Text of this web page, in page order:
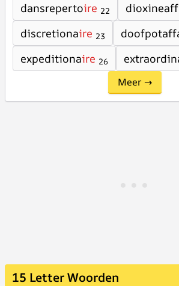
dansrepertoire 22
discretionaire 23
expeditionaire 26
Meer →
15 Letter Woorden